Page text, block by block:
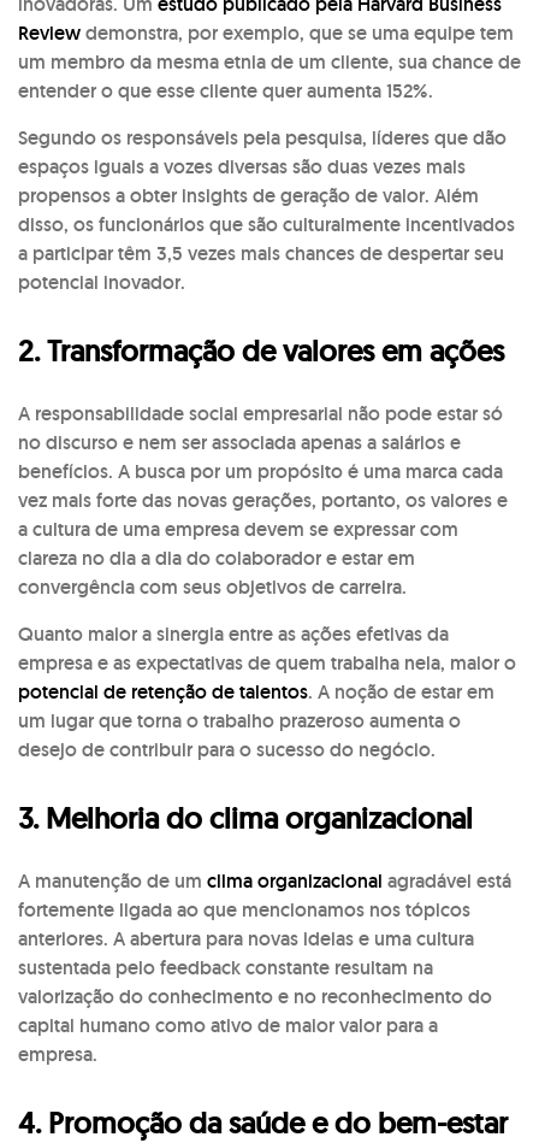
Reviewdemonstra, por exemplo, que se uma equipe tem
um membro da mesma etnia de um cliente, sua chance de
entender o que esse cliente quer aumenta 152%.
Segundo os responsáveis pela pesquisa, líderes que dão
espaços iguais a vozes diversas são duas vezes mais
propensos a obter insights de geração de valor. Além
disso, os funcionários que são culturalmente incentivados
a participar têm 3,5 vezes mais chances de despertar seu
potencial inovador.
2. Transformação de valores em ações
A responsabilidade social empresarial não pode estar só
no discurso e nem ser associada apenas a salários e
benefícios. A busca por um propósito é uma marca cada
vez mais forte das novas gerações, portanto, os valores e
a cultura de uma empresa devem se expressar com
clareza no dia a dia do colaborador e estar em
convergência com seus objetivos de carreira.
Quanto maior a sinergia entre as ações efetivas da
empresa e as expectativas de quem trabalha nela, maior o
potencial de retenção de talentos. A noção de estar em
um lugar que torna o trabalho prazeroso aumenta o
desejo de contribuir para o sucesso do negócio.
3. Melhoria do clima organizacional
A manutenção de um clima organizacional agradável está
fortemente ligada ao que mencionamos nos tópicos
anteriores. A abertura para novas ideias e uma cultura
sustentada pelo feedback constante resultam na
valorização do conhecimento e no reconhecimento do
capital humano como ativo de maior valor para a
empresa.
4. Promoção da saúde e do bem-estar